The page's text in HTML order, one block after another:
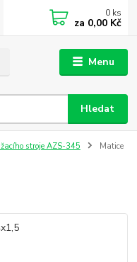
Menu
Hledat
0 ks
za 0,00 Kč
stroje AZS-345
Matice